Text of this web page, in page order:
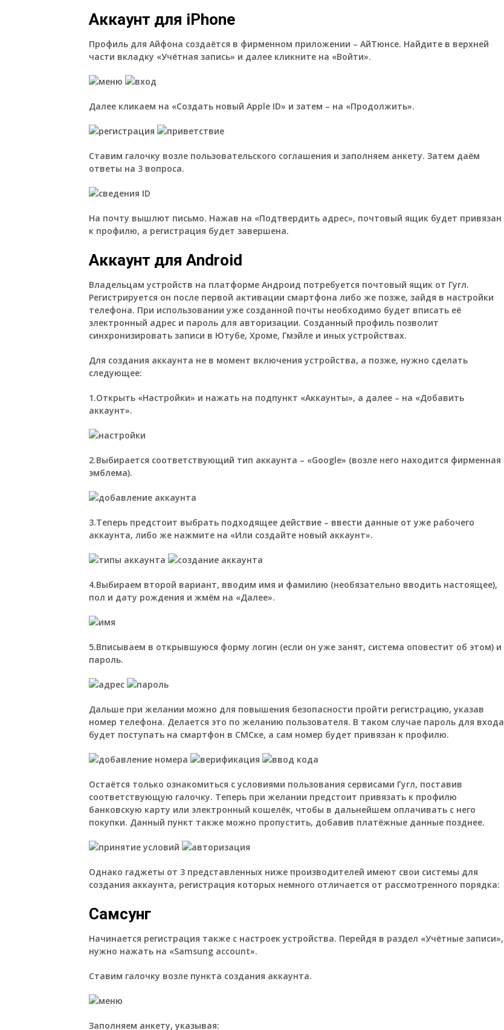
Аккаунт для iPhone
Профиль для Айфона создаётся в фирменном приложении – АйТюнсе. Найдите в верхней
части вкладку «Учётная запись» и далее кликните на «Войти».
Далее кликаем на «Создать новый Apple ID» и затем – на «Продолжить».
Ставим галочку возле пользовательского соглашения и заполняем анкету. Затем даём
ответы на 3 вопроса.
На почту вышлют письмо. Нажав на «Подтвердить адрес», почтовый ящик будет привязан
к профилю, а регистрация будет завершена.
Аккаунт для Android
Владельцам устройств на платформе Андроид потребуется почтовый ящик от Гугл.
Регистрируется он после первой активации смартфона либо же позже, зайдя в настройки
телефона. При использовании уже созданной почты необходимо будет вписать её
электронный адрес и пароль для авторизации. Созданный профиль позволит
синхронизировать записи в Ютубе, Хроме, Гмэйле и иных устройствах.
Для создания аккаунта не в момент включения устройства, а позже, нужно сделать
следующее:
1.Открыть «Настройки» и нажать на подпункт «Аккаунты», а далее – на «Добавить
аккаунт».
2.Выбирается соответствующий тип аккаунта – «Google» (возле него находится фирменная
эмблема).
3.Теперь предстоит выбрать подходящее действие – ввести данные от уже рабочего
аккаунта, либо же нажмите на «Или создайте новый аккаунт».
4.Выбираем второй вариант, вводим имя и фамилию (необязательно вводить настоящее),
пол и дату рождения и жмём на «Далее».
5.Вписываем в открывшуюся форму логин (если он уже занят, система оповестит об этом) и
пароль.
Дальше при желании можно для повышения безопасности пройти регистрацию, указав
номер телефона. Делается это по желанию пользователя. В таком случае пароль для входа
будет поступать на смартфон в СМСке, а сам номер будет привязан к профилю.
Остаётся только ознакомиться с условиями пользования сервисами Гугл, поставив
соответствующую галочку. Теперь при желании предстоит привязать к профилю
банковскую карту или электронный кошелёк, чтобы в дальнейшем оплачивать с него
покупки. Данный пункт также можно пропустить, добавив платёжные данные позднее.
Однако гаджеты от 3 представленных ниже производителей имеют свои системы для
создания аккаунта, регистрация которых немного отличается от рассмотренного порядка:
Самсунг
Начинается регистрация также с настроек устройства. Перейдя в раздел «Учётные записи»,
нужно нажать на «Samsung account».
Ставим галочку возле пункта создания аккаунта.
Заполняем анкету, указывая: